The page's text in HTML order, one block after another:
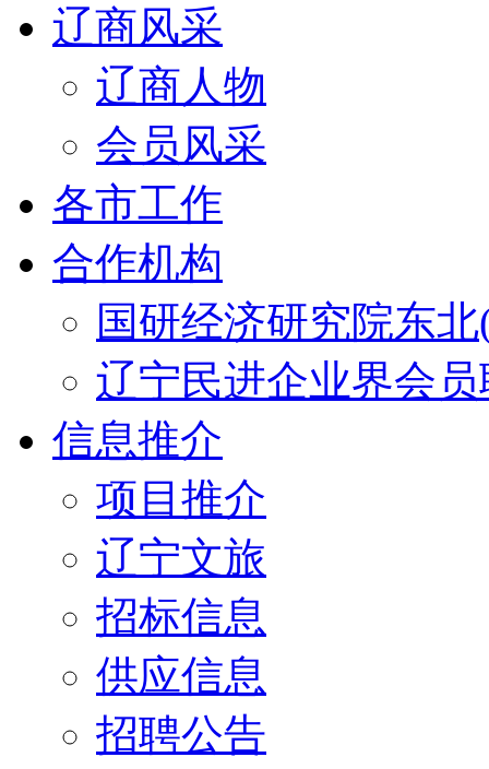
辽商风采
辽商人物
会员风采
各市工作
合作机构
国研经济研究院东
辽宁民进企业界会
信息推介
项目推介
辽宁文旅
招标信息
供应信息
招聘公告